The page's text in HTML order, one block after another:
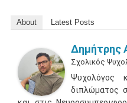
About Latest Posts
Δημήτρης
Σχολικός
Ψυχολόγος
διπλώματος